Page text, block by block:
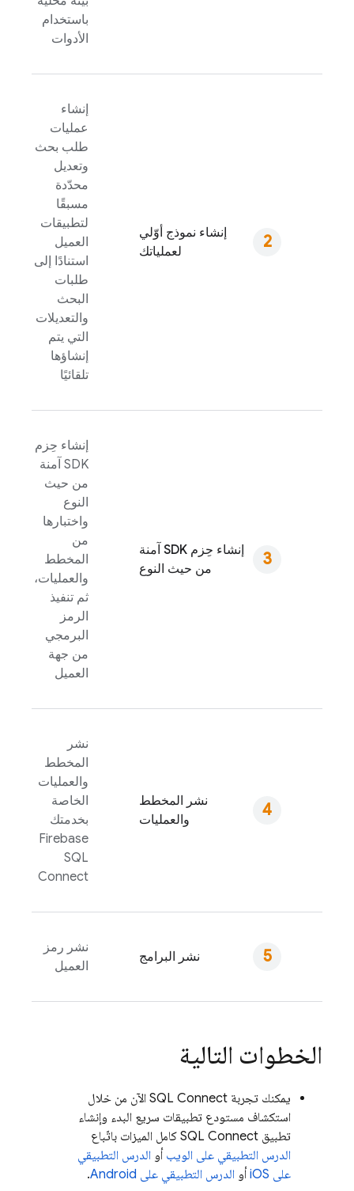
باستخدام
الأدوات
إنشاء نموذج أوّلي
لعملياتك
إنشاء
عمليات
طلب بحث
وتعديل
محدّدة
مسبقًا
لتطبيقات
العميل
استنادًا إلى
طلبات
البحث
والتعديلات
التي يتم
إنشاؤها
تلقائيًا
إنشاء حِزم SDK آمنة
من حيث النوع
إنشاء حِزم
SDK آمنة
من حيث
النوع
واختبارها
من
المخطط
والعمليات،
ثم تنفيذ
الرمز
البرمجي
من جهة
العميل
نشر المخطط
والعمليات
نشر
المخطط
والعمليات
الخاصة
بخدمتك
Firebase
SQL
Connect
نشر البرامج
نشر رمز
العميل
الخطوات التالية
يمكنك تجربة SQL Connect الآن من خلال
استكشاف مستودع تطبيقات سريع البدء وإنشاء
تطبيق SQL Connect كامل الميزات باتّباع
الدرس التطبيقي على الويب أو الدرس التطبيقي
على iOS
أو الدرس التطبيقي على Android
.